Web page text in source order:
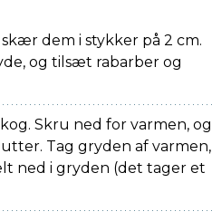
dem i stykker på 2 cm.
og tilsæt rabarber og
Skru ned for varmen, og
Tag gryden af varmen,
ned i gryden (det tager et